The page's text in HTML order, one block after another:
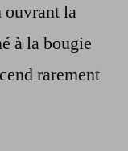
ouvrant la
à la bougie
rarement